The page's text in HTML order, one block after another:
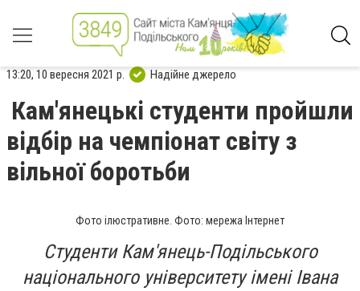
13:20, 10 вересня 2021 р. Надійне джерело
Кам'янецькі студенти пройшли
відбір на чемпіонат світу з
вільної боротьби
Фото ілюстративне. Фото: мережа Інтернет
Студенти Кам'янець-Подільського
національного університету імені Івана